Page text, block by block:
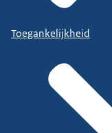
Toegankelijkheid